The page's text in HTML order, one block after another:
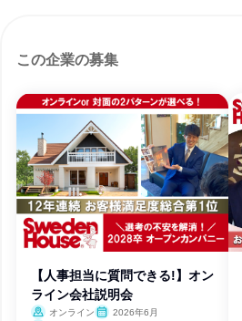
この企業の募集
【人事担当に質問できる!】オン
ライン会社説明会
オンライン
2026年6月